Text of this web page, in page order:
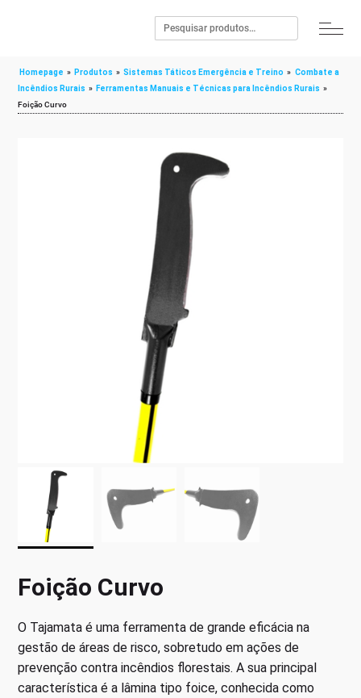
Homepage » Produtos » Sistemas Táticos Emergência e Treino » Combate a
Incêndios Rurais » Ferramentas Manuais e Técnicas para Incêndios Rurais »
Foição Curvo
Foição Curvo
O Tajamata é uma ferramenta de grande eficácia na
gestão de áreas de risco, sobretudo em ações de
prevenção contra incêndios florestais. A sua principal
característica é a lâmina tipo foice, conhecida como